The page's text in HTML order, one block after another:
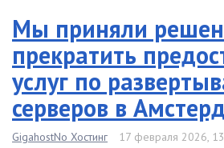
Мы приняли
прекратить
услуг по
серверов в
GigahostNo Хостинг 17 февраля 2026,